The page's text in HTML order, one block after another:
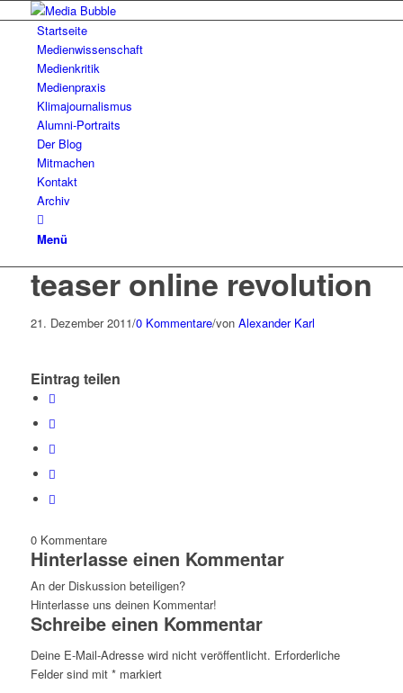
Startseite
Medienwissenschaft
Medienkritik
Medienpraxis
Klimajournalismus
Alumni-Portraits
Der Blog
Mitmachen
Kontakt
Archiv
Menü
teaser online revolution
21. Dezember 2011/0 Kommentare/von Alexander Karl
Eintrag teilen
0 Kommentare
Hinterlasse einen Kommentar
An der Diskussion beteiligen?
Hinterlasse uns deinen Kommentar!
Schreibe einen Kommentar
Deine E-Mail-Adresse wird nicht veröffentlicht. Erforderliche
Felder sind mit *markiert